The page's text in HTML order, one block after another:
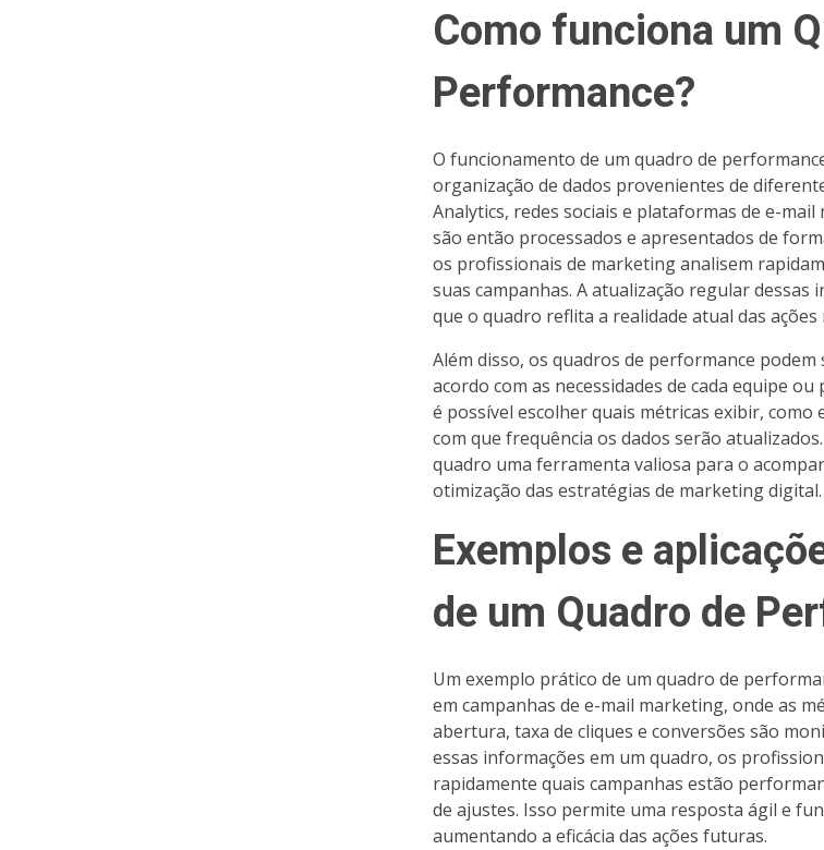
Como funciona um
Performance?
O funcionamento de um quadro de
organização de dados provenientes de
Analytics, redes sociais e plataformas de e-mail
são então processados e apresentados de
os profissionais de marketing analisem
suas campanhas. A atualização regular dessas
que o quadro reflita a realidade atual das ações
Além disso, os quadros de performance
acordo com as necessidades de cada equipe
é possível escolher quais métricas exibir, como
com que frequência os dados serão
quadro uma ferramenta valiosa para o
otimização das estratégias de marketing digital.
Exemplos e
de um Quadro de
Um exemplo prático de um quadro de
em campanhas de e-mail marketing, onde as
abertura, taxa de cliques e conversões são
essas informações em um quadro, os
rapidamente quais campanhas estão
de ajustes. Isso permite uma resposta ágil e
aumentando a eficácia das ações futuras.